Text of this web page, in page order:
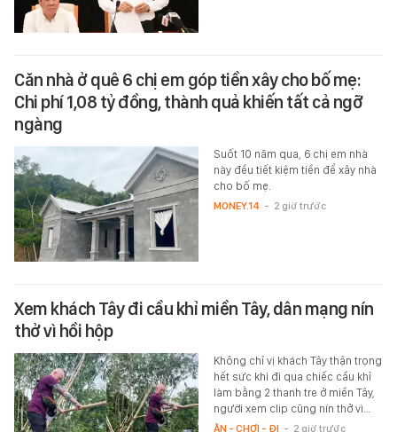
Căn nhà ở quê 6 chị em góp tiền xây cho bố mẹ:
Chi phí 1,08 tỷ đồng, thành quả khiến tất cả ngỡ
ngàng
Suốt 10 năm qua, 6 chị em nhà
này đều tiết kiệm tiền để xây nhà
cho bố mẹ.
MONEY.14 - 2 giờ trước
Xem khách Tây đi cầu khỉ miền Tây, dân mạng nín
thở vì hồi hộp
Không chỉ vị khách Tây thận trọng
hết sức khi đi qua chiếc cầu khỉ
làm bằng 2 thanh tre ở miền Tây,
người xem clip cũng nín thở vì…
ĂN - CHƠI - ĐI - 2 giờ trước